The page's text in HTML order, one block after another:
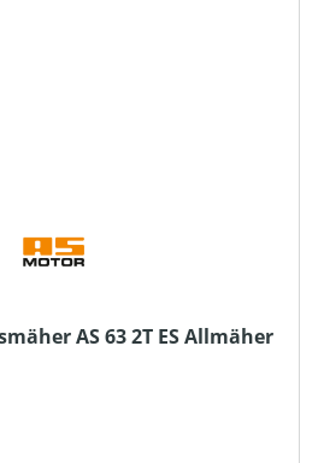
AS 63 2T ES Allmäher